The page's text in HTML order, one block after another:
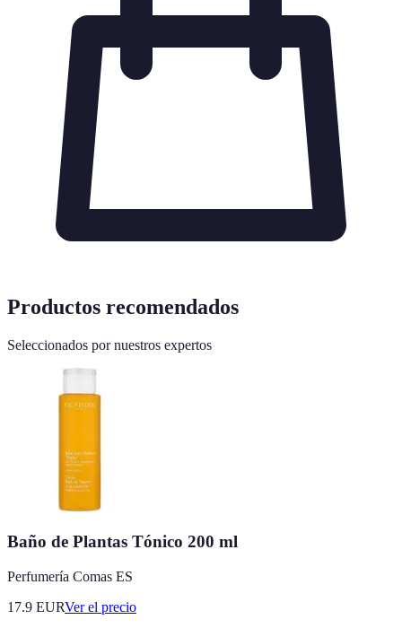
Productos recomendados
Seleccionados por nuestros expertos
Baño de Plantas Tónico 200 ml
Perfumería Comas ES
17.9 EURVer el precio